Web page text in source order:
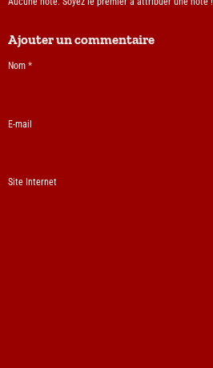
Ajouter un commentaire
Nom
E-mail
Site Internet